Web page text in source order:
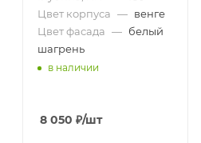
Цвет корпуса — венге
Цвет фасада — белый
шагрень
в наличии
8 050 ₽/шт